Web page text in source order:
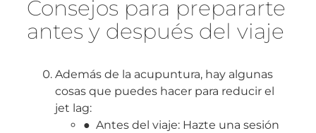
Consejos para prepararte
antes y después del viaje
Además de la acupuntura, hay algunas
cosas que puedes hacer para reducir el
jet lag:
● Antes del viaje: Hazte una sesión